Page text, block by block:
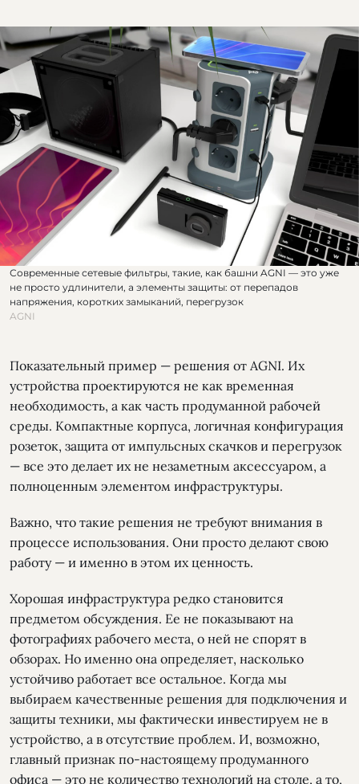
Современные сетевые фильтры, такие, как башни AGNI — это уже
не просто удлинители, а элементы защиты: от перепадов
напряжения, коротких замыканий, перегрузок
AGNI
Показательный пример — решения от AGNI. Их
устройства проектируются не как временная
необходимость, а как часть продуманной рабочей
среды. Компактные корпуса, логичная конфигурация
розеток, защита от импульсных скачков и перегрузок
— все это делает их не незаметным аксессуаром, а
полноценным элементом инфраструктуры.
Важно, что такие решения не требуют внимания в
процессе использования. Они просто делают свою
работу — и именно в этом их ценность.
Хорошая инфраструктура редко становится
предметом обсуждения. Ее не показывают на
фотографиях рабочего места, о ней не спорят в
обзорах. Но именно она определяет, насколько
устойчиво работает все остальное. Когда мы
выбираем качественные решения для подключения и
защиты техники, мы фактически инвестируем не в
устройство, а в отсутствие проблем. И, возможно,
главный признак по-настоящему продуманного
офиса — это не количество технологий на столе, а то,